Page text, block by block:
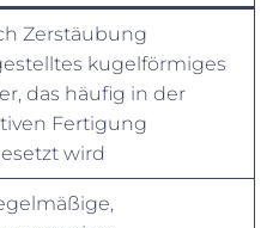
Zerstäubung
kugelförmiges
das häufig in der
Fertigung
wird